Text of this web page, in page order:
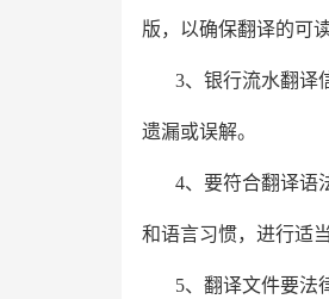
版，以确保翻译的可
3、银行流水翻译
遗漏或误解。
4、要符合翻译语
和语言习惯，进行适
5、翻译文件要法